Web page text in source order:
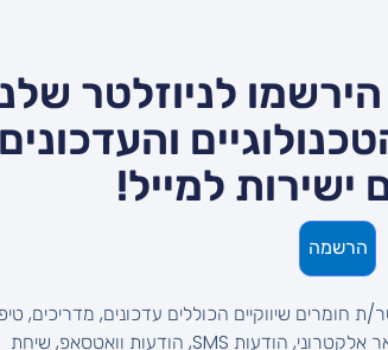
לניוזלטר
ישירות למייל!
שיווקיים הכוללים עדכונים, מדריכים,
והצעות מיוחדות באמצעות דואר אלקטרוני, הודעות SMS, הודעות וואטסאפ, שיחת
הרשמה